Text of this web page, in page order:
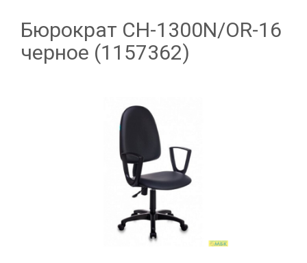
Бюрократ CH-1300N/OR-16
черное (1157362)